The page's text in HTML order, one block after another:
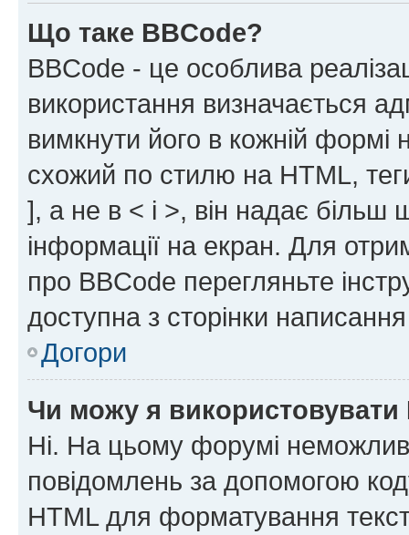
Що таке BBCode?
BBCode - це особлива
використання визначається
вимкнути його в кожній
схожий по стилю на HTML,
], а не в < і >, він надає більш
інформації на екран. Для
про BBCode перегляньте
доступна з сторінки
Догори
Чи можу я використовувати
Ні. На цьому форумі
повідомлень за допомогою
HTML для форматування